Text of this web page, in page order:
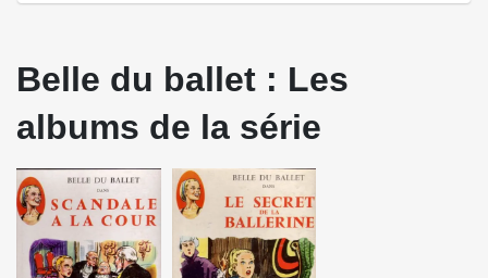
Belle du ballet : Les
albums de la série